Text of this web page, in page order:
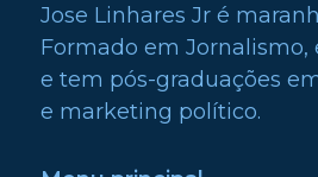
Jose Linhares Jr é
Formado em Jornalismo,
e tem pós-graduações
e marketing político.